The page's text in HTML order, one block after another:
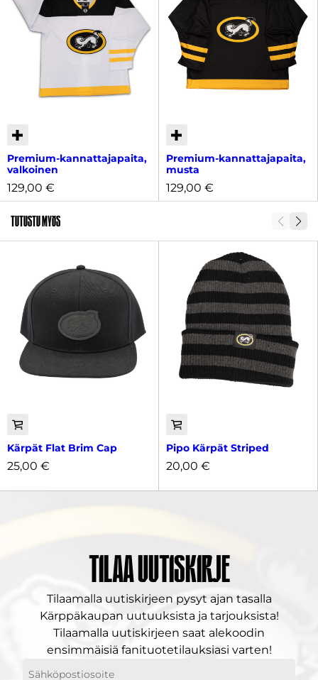
Premium-kannattajapaita,
valkoinen
129,00 €
Premium-kannattajapaita,
musta
129,00 €
Tutustu myös
Kärpät Flat Brim Cap
25,00 €
Pipo Kärpät Striped
20,00 €
Tilaa uutiskirje
Tilaamalla uutiskirjeen pysyt ajan tasalla
Kärppäkaupan uutuuksista ja tarjouksista!
Tilaamalla uutiskirjeen saat alekoodin
ensimmäisiä fanituotetilauksiasi varten!